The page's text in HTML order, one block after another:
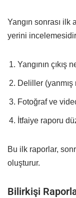
Yangın sonrası ilk
yerini
Yangının çıkış
Deliller (yanmış
Fotoğraf ve
İtfaiye raporu
Bu ilk raporlar,
oluşturur.
Bilirkişi